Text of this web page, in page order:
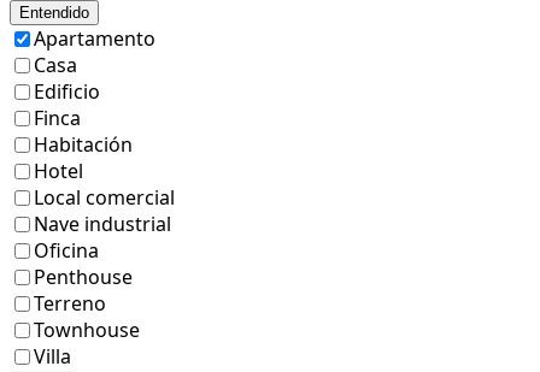
Entendido
Apartamento
Casa
Edificio
Finca
Habitación
Hotel
Local comercial
Nave industrial
Oficina
Penthouse
Terreno
Townhouse
Villa